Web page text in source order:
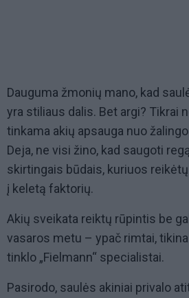
Dauguma žmonių mano, kad
yra stiliaus dalis. Bet argi? Tikrai
tinkama akių apsauga nuo
Deja, ne visi žino, kad saugoti
skirtingais būdais, kuriuos
į keletą faktorių.
Akių sveikata reiktų rūpintis be
vasaros metu – ypač rimtai,
tinklo „Fielmann“ specialistai.
Pasirodo, saulės akiniai privalo